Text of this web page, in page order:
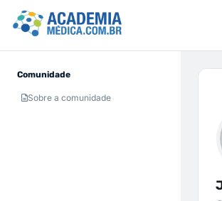
Comunidade
Sobre a comunidade